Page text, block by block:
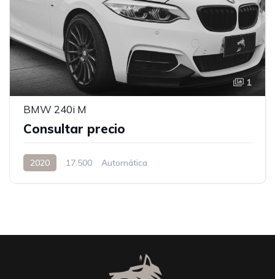
1
BMW 240i M
Consultar precio
2020 17.500 Automática